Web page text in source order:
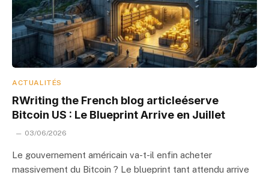
ACTUALITÉS
RWriting the French blog articleéserve
Bitcoin US : Le Blueprint Arrive en Juillet
03/06/2026
Le gouvernement américain va-t-il enfin acheter
massivement du Bitcoin ? Le blueprint tant attendu arrive